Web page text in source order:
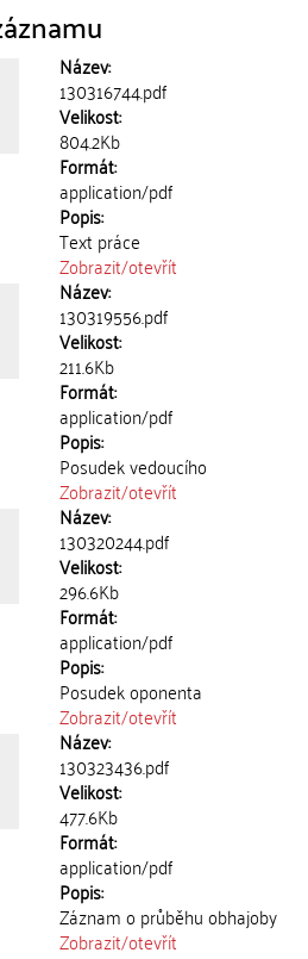
Název:
130316744.pdf
Velikost:
804.2Kb
Formát:
application/pdf
Popis:
Text práce
Zobrazit/otevřít
Název:
130319556.pdf
Velikost:
211.6Kb
Formát:
application/pdf
Popis:
Posudek vedoucího
Zobrazit/otevřít
Název:
130320244.pdf
Velikost:
296.6Kb
Formát:
application/pdf
Popis:
Posudek oponenta
Zobrazit/otevřít
Název:
130323436.pdf
Velikost:
477.6Kb
Formát:
application/pdf
Popis:
Záznam o průběhu obhajoby
Zobrazit/otevřít